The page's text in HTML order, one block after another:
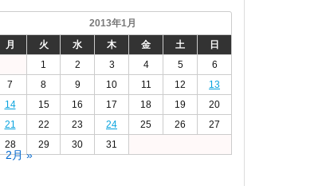
2013年1月
月
火 水 木 金 土
日
1
2 3 4 5
6
7
8 9 10 11 12
13
14
15 16 17 18 19
20
21
22 23 24 25 26
27
28
29 30 31
2月 »